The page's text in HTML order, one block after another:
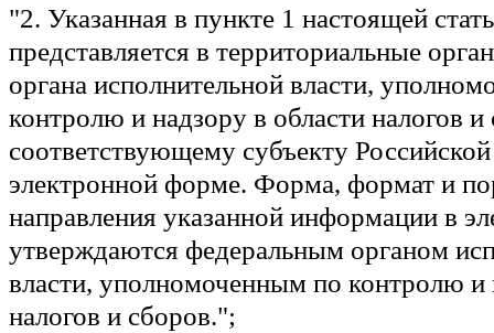
"2. Указанная в пункте 1 настоящей
представляется в территориальные
органа исполнительной власти,
контролю и надзору в области налогов
соответствующему субъекту
электронной форме. Форма, формат и
направления указанной информации в
утверждаются федеральным органом
власти, уполномоченным по контролю и
налогов и сборов.";